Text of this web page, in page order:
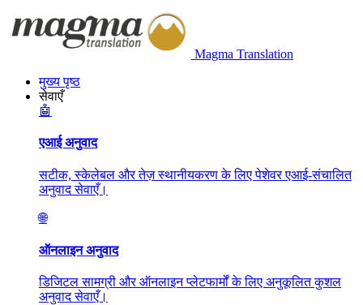
Magma Translation
मुख्य पृष्ठ
सेवाएँ
🤖
एआई अनुवाद
सटीक, स्केलेबल और तेज़ स्थानीयकरण के लिए पेशेवर एआई-संचालित
अनुवाद सेवाएँ।
🌐
ऑनलाइन अनुवाद
डिजिटल सामग्री और ऑनलाइन प्लेटफार्मों के लिए अनुकूलित कुशल
अनुवाद सेवाएँ।